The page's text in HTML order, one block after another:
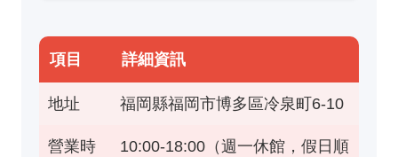
項目 詳細資訊
地址 福岡縣福岡市博多區冷泉町6-10
營業時 10:00-18:00（週一休館，假日順